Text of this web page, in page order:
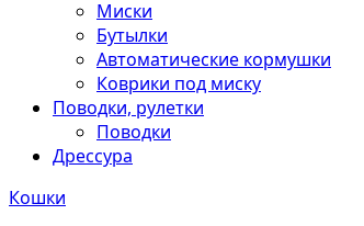
Миски
Бутылки
Автоматические кормушки
Коврики под миску
Поводки, рулетки
Поводки
Дрессура
Кошки